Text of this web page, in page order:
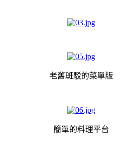
老舊斑駁的菜單版
簡單的料理平台